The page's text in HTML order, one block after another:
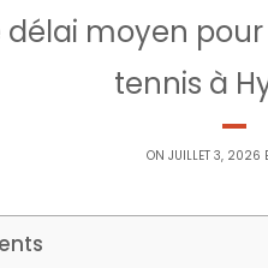
délai moyen
tennis à
ON JUILLET 3, 2026